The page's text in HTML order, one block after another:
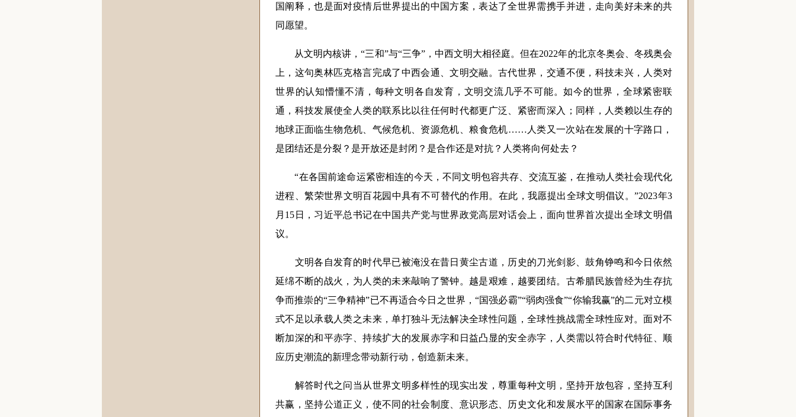
国阐释，也是面对疫情后世界提出的中国方案，表达了全世界需携手并进，走向美好未来的共
同愿望。
从文明内核讲，“三和”与“三争”，中西文明大相径庭。但在2022年的北京冬奥会、冬残奥会
上，这句奥林匹克格言完成了中西会通、文明交融。古代世界，交通不便，科技未兴，人类对
世界的认知懵懂不清，每种文明各自发育，文明交流几乎不可能。如今的世界，全球紧密联
通，科技发展使全人类的联系比以往任何时代都更广泛、紧密而深入；同样，人类赖以生存的
地球正面临生物危机、气候危机、资源危机、粮食危机……人类又一次站在发展的十字路口，
是团结还是分裂？是开放还是封闭？是合作还是对抗？人类将向何处去？
“在各国前途命运紧密相连的今天，不同文明包容共存、交流互鉴，在推动人类社会现代化
进程、繁荣世界文明百花园中具有不可替代的作用。在此，我愿提出全球文明倡议。”2023年3
月15日，习近平总书记在中国共产党与世界政党高层对话会上，面向世界首次提出全球文明倡
议。
文明各自发育的时代早已被淹没在昔日黄尘古道，历史的刀光剑影、鼓角铮鸣和今日依然
延绵不断的战火，为人类的未来敲响了警钟。越是艰难，越要团结。古希腊民族曾经为生存抗
争而推崇的“三争精神”已不再适合今日之世界，“国强必霸”“弱肉强食”“你输我赢”的二元对立模
式不足以承载人类之未来，单打独斗无法解决全球性问题，全球性挑战需全球性应对。面对不
断加深的和平赤字、持续扩大的发展赤字和日益凸显的安全赤字，人类需以符合时代特征、顺
应历史潮流的新理念带动新行动，创造新未来。
解答时代之问当从世界文明多样性的现实出发，尊重每种文明，坚持开放包容，坚持互利
共赢，坚持公道正义，使不同的社会制度、意识形态、历史文化和发展水平的国家在国际事务